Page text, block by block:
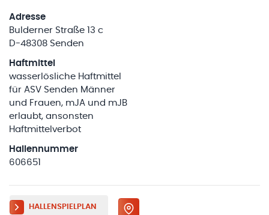
Adresse
Bulderner Straße 13 c
D-48308 Senden
Haftmittel
wasserlösliche Haftmittel
für ASV Senden Männer
und Frauen, mJA und mJB
erlaubt, ansonsten
Haftmittelverbot
Hallennummer
606651
HALLENSPIELPLAN